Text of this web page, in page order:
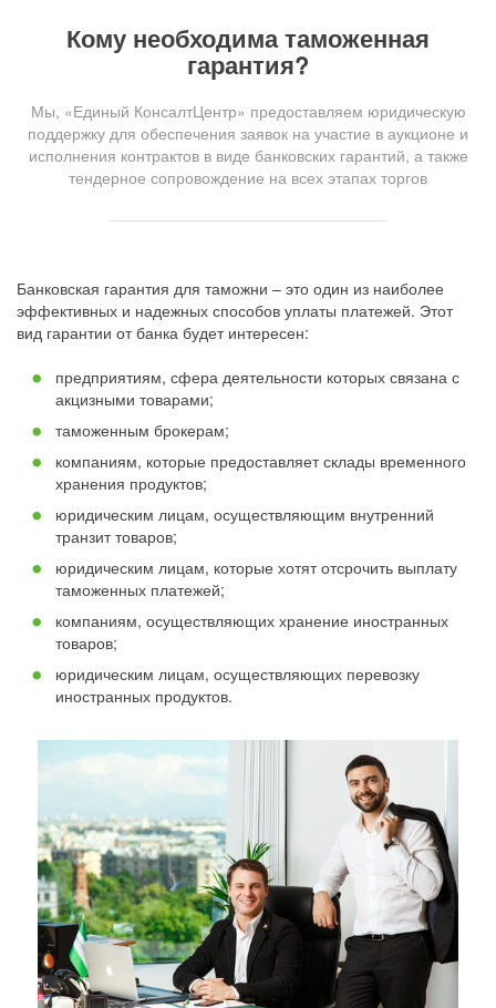
Кому необходима таможенная
гарантия?
Мы, «Единый КонсалтЦентр» предоставляем юридическую
поддержку для обеспечения заявок на участие в аукционе и
исполнения контрактов в виде банковских гарантий, а также
тендерное сопровождение на всех этапах торгов
Банковская гарантия для таможни – это один из наиболее
эффективных и надежных способов уплаты платежей. Этот
вид гарантии от банка будет интересен:
предприятиям, сфера деятельности которых связана с
акцизными товарами;
таможенным брокерам;
компаниям, которые предоставляет склады временного
хранения продуктов;
юридическим лицам, осуществляющим внутренний
транзит товаров;
юридическим лицам, которые хотят отсрочить выплату
таможенных платежей;
компаниям, осуществляющих хранение иностранных
товаров;
юридическим лицам, осуществляющих перевозку
иностранных продуктов.